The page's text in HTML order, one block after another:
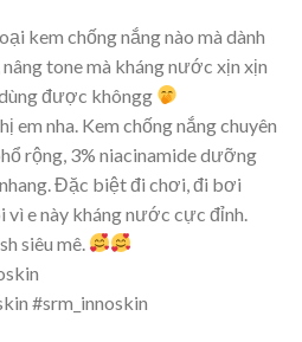
kem chống nắng nào mà dành
tone mà kháng nước xịn xịn
được khôngg
em nha. Kem chống nắng chuyên
rộng, 3% niacinamide dưỡng
Đặc biệt đi chơi, đi bơi
e này kháng nước cực đỉnh.
siêu mê.
#srm_innoskin